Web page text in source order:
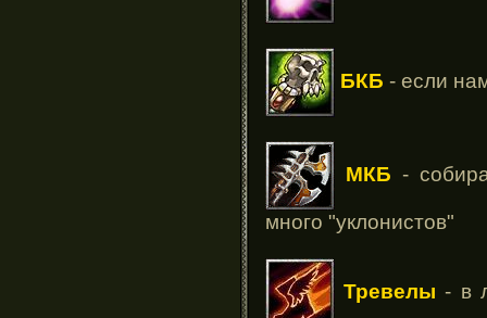
БКБ - если
МКБ -
много "уклонистов"
Тревелы - в